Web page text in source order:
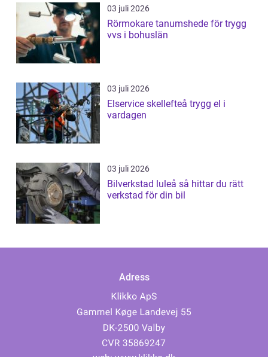
03 juli 2026
Rörmokare tanumshede för trygg
vvs i bohuslän
03 juli 2026
Elservice skellefteå trygg el i
vardagen
03 juli 2026
Bilverkstad luleå så hittar du rätt
verkstad för din bil
Adress